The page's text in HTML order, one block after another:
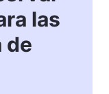
las
de